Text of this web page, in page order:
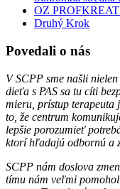
OZ
Druhý Krok
Povedali o nás
V SCPP sme našli
dieťa s PAS sa tu cíti
mieru, prístup terapeuta
to, že centrum
lepšie porozumieť
ktorí hľadajú odbornú a
SCPP nám doslova
tímu nám veľmi